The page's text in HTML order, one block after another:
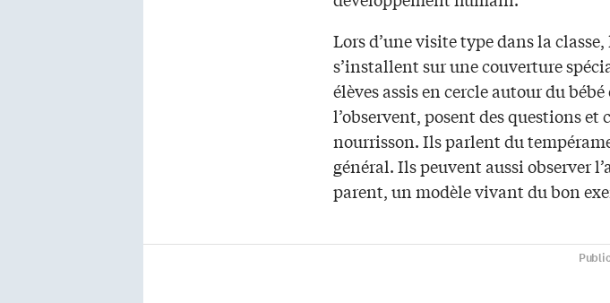
Lors d’une visite type dans la
s’installent sur une couverture
élèves assis en cercle autour du
l’observent, posent des questions
nourrisson. Ils parlent du
général. Ils peuvent aussi observer
parent, un modèle vivant du bon